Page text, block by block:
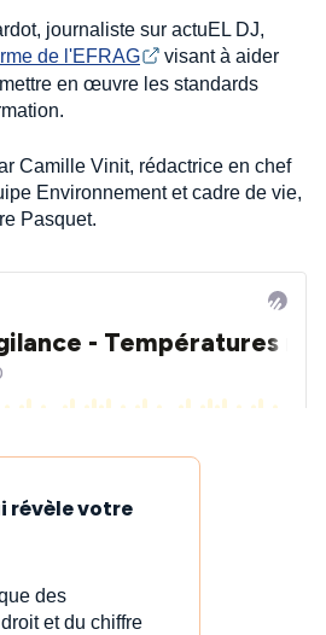
journaliste sur actuEL DJ,
de l'EFRAG
visant à aider
en œuvre les standards
Camille Vinit, rédactrice en chef
Environnement et cadre de vie,
Pasquet.
révèle votre
des
et du chiffre